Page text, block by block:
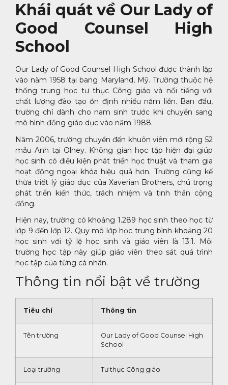
Khái quát về Our Lady of
Good Counsel High
School
Our Lady of Good Counsel High School được thành lập
vào năm 1958 tại bang Maryland, Mỹ. Trường thuộc hệ
thống trung học tư thục Công giáo và nổi tiếng với
chất lượng đào tạo ổn định nhiều năm liền. Ban đầu,
trường chỉ dành cho nam sinh trước khi chuyển sang
mô hình đồng giáo dục vào năm 1988.
Năm 2006, trường chuyển đến khuôn viên mới rộng 52
mẫu Anh tại Olney. Không gian học tập hiện đại giúp
học sinh có điều kiện phát triển học thuật và tham gia
hoạt động ngoại khóa hiệu quả hơn. Trường cũng kế
thừa triết lý giáo dục của Xaverian Brothers, chú trọng
phát triển kiến thức, trách nhiệm và tinh thần cộng
đồng.
Hiện nay, trường có khoảng 1.289 học sinh theo học từ
lớp 9 đến lớp 12. Quy mô lớp học trung bình khoảng 20
học sinh với tỷ lệ học sinh và giáo viên là 13:1. Môi
trường học tập này giúp giáo viên theo sát quá trình
học tập của từng cá nhân.
Thông tin nổi bật về trường
Tiêu chí Thông tin
Tên trường
Our Lady of Good Counsel High
School
Loại trường Tư thục Công giáo